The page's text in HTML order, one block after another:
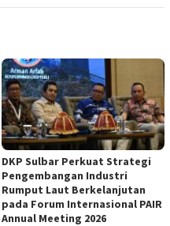
DKP Sulbar Perkuat Strategi
Pengembangan Industri
Rumput Laut Berkelanjutan
pada Forum Internasional PAIR
Annual Meeting 2026